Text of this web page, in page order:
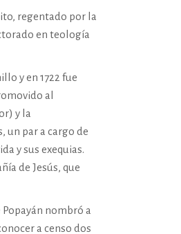
regentado por la
en teología
y en 1722 fue
al
y la
un par a cargo de
y sus exequias.
de Jesús, que
nombró a
a censo dos